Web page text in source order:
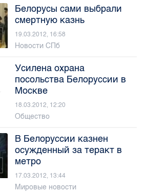
Белорусы сами выбрали
смертную казнь
19.03.2012, 16:58
Новости СПб
Усилена охрана
посольства Белоруссии в
Москве
18.03.2012, 12:20
Общество
В Белоруссии казнен
осужденный за теракт в
метро
17.03.2012, 13:44
Мировые новости